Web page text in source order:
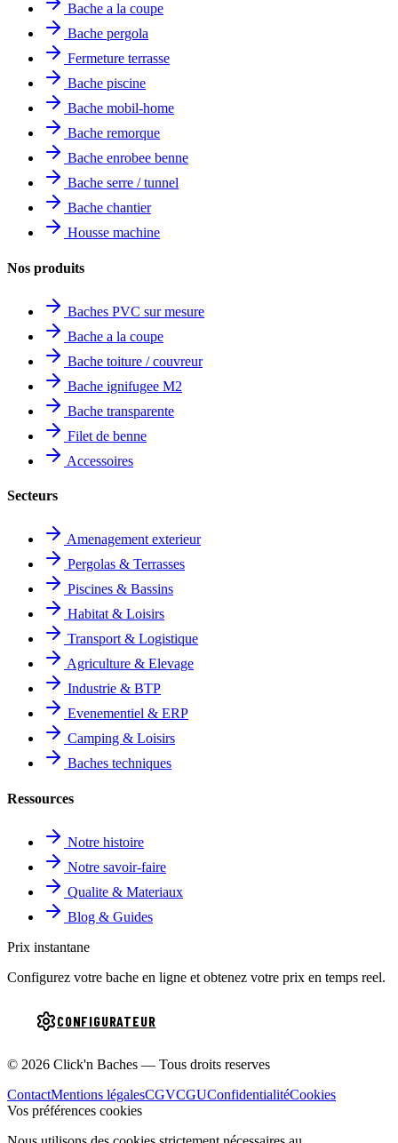
Bache a la coupe
Bache pergola
Fermeture terrasse
Bache piscine
Bache mobil-home
Bache remorque
Bache enrobee benne
Bache serre / tunnel
Bache chantier
Housse machine
Nos produits
Baches PVC sur mesure
Bache a la coupe
Bache toiture / couvreur
Bache ignifugee M2
Bache transparente
Filet de benne
Accessoires
Secteurs
Amenagement exterieur
Pergolas & Terrasses
Piscines & Bassins
Habitat & Loisirs
Transport & Logistique
Agriculture & Elevage
Industrie & BTP
Evenementiel & ERP
Camping & Loisirs
Baches techniques
Ressources
Notre histoire
Notre savoir-faire
Qualite & Materiaux
Blog & Guides
Prix instantane
Configurez votre bache en ligne et obtenez votre prix en temps reel.
CONFIGURATEUR
© 2026 Click'n Baches — Tous droits reserves
ContactMentions légalesCGVCGUConfidentialitéCookies
Vos préférences cookies